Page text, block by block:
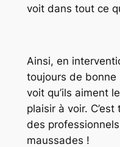
voit dans tout ce
Ainsi, en
toujours de bonne
voit qu’ils aiment
plaisir à voir.
des
maussades !